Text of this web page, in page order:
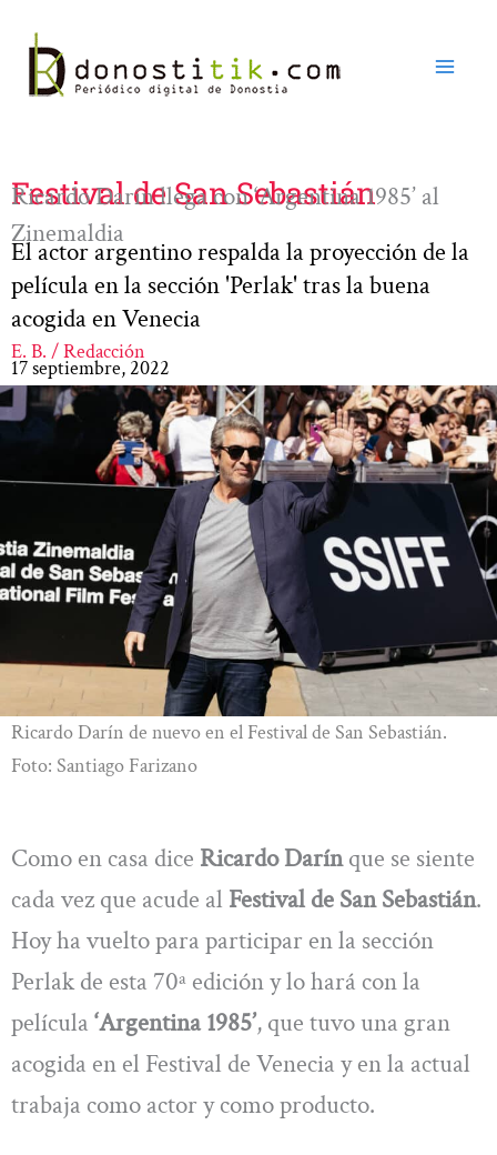
contenido
Festival de San Sebastián
Ricardo Darín llega con ‘Argentina 1985’ al
Zinemaldia
El actor argentino respalda la proyección de la
película en la sección 'Perlak' tras la buena
acogida en Venecia
E. B. / Redacción
17 septiembre, 2022
Ricardo Darín de nuevo en el Festival de San Sebastián.
Foto: Santiago Farizano
Como en casa dice Ricardo Darínque se siente
cada vez que acude al Festival de San Sebastián.
Hoy ha vuelto para participar en la sección
Perlak de esta 70ª edición y lo hará con la
película ‘Argentina 1985’, que tuvo una gran
acogida en el Festival de Venecia y en la actual
trabaja como actor y como producto.